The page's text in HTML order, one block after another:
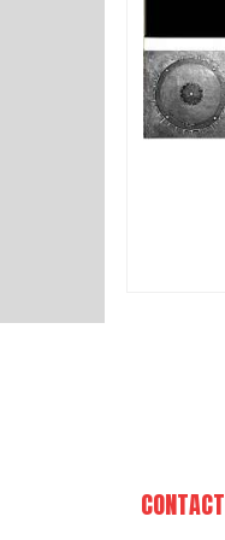
CONTACT